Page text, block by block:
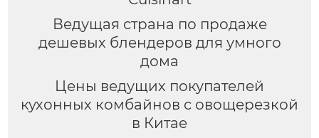
Ведущая страна по продаже
дешевых блендеров для умного
дома
Цены ведущих покупателей
кухонных комбайнов с овощерезкой
в Китае